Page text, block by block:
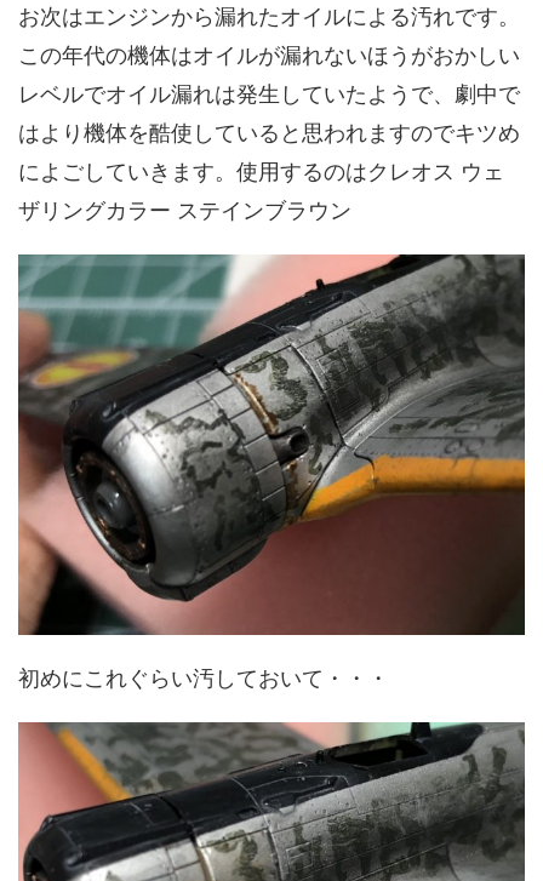
お次はエンジンから漏れたオイルによる汚れです。
この年代の機体はオイルが漏れないほうがおかしい
レベルでオイル漏れは発生していたようで、劇中で
はより機体を酷使していると思われますのでキツめ
によごしていきます。使用するのはクレオス ウェ
ザリングカラー ステインブラウン
初めにこれぐらい汚しておいて・・・